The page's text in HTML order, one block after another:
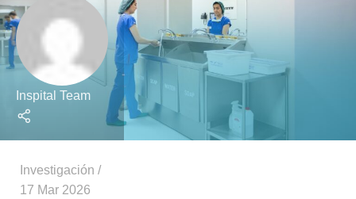
Inspital Team
Investigación
17 Mar 2026